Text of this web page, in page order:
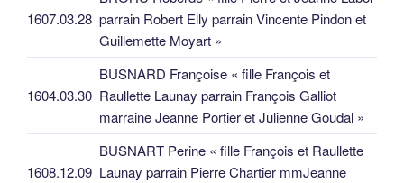
1607.03.28 parrain Robert Elly parrain Vincente Pindon et
Guillemette Moyart »
1604.03.30
BUSNARD Françoise « fille François et
Raullette Launay parrain François Galliot
marraine Jeanne Portier et Julienne Goudal »
1608.12.09
BUSNART Perine « fille François et Raullette
Launay parrain Pierre Chartier mmJeanne